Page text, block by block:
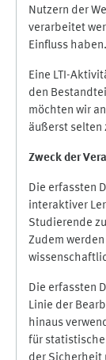
Nutzern der
verarbeitet
Einfluss haben.
Eine LTI-
den
möchten wir
äußerst selten
Zweck der
Die erfassten
interaktiver
Studierende
Zudem
Die erfassten
Linie der
hinaus
für statistische